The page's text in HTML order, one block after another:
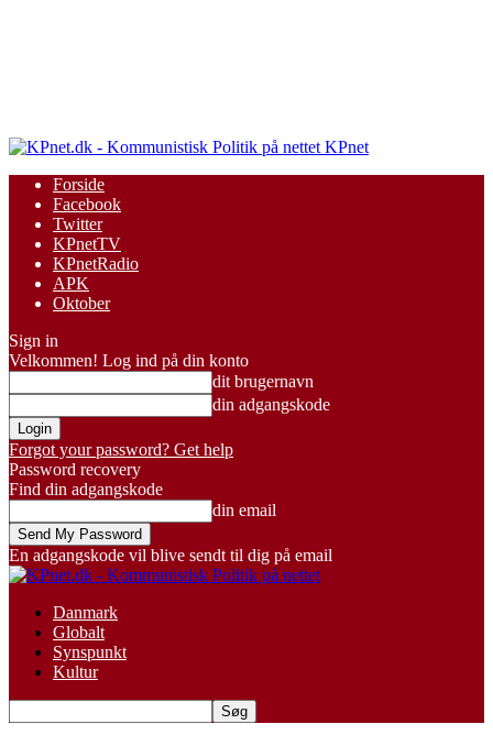
KPnet
Forside
Facebook
Twitter
KPnetTV
KPnetRadio
APK
Oktober
Sign in
Velkommen! Log ind på din konto
dit brugernavn
din adgangskode
Forgot your password? Get help
Password recovery
Find din adgangskode
din email
En adgangskode vil blive sendt til dig på email
Danmark
Globalt
Synspunkt
Kultur